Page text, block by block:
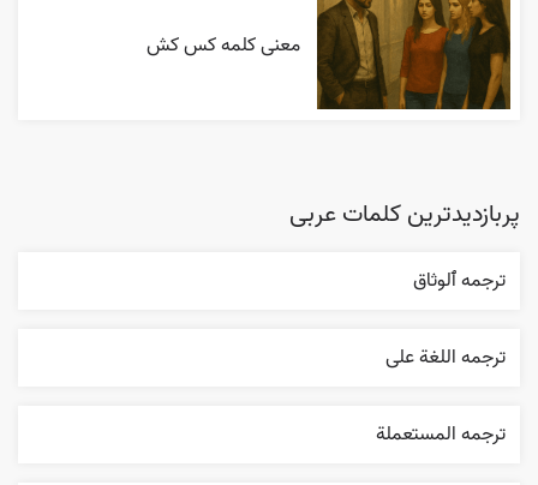
معنی کلمه کس کش
پربازدیدترین کلمات عربی
ترجمه ٱلوثاق
ترجمه اللغة علی
ترجمه المستعملة